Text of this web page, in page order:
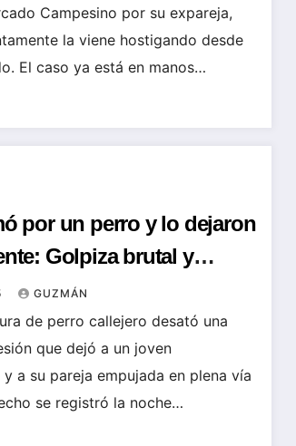
Campesino por su expareja,
la viene hostigando desde
El caso ya está en manos…
por un perro y lo dejaron
Golpiza brutal y
de racismo en barrio La
GUZMÁN
de perro callejero desató una
que dejó a un joven
a su pareja empujada en plena vía
se registró la noche…